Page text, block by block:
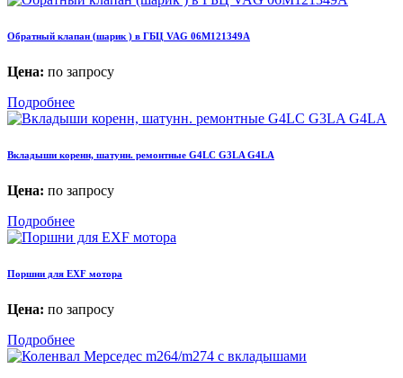
Обратный клапан (шарик ) в ГБЦ VAG 06M121349A
Цена: по запросу
Подробнее
Вкладыши коренн, шатунн. ремонтные G4LC G3LA G4LA
Цена: по запросу
Подробнее
Поршни для EXF мотора
Цена: по запросу
Подробнее